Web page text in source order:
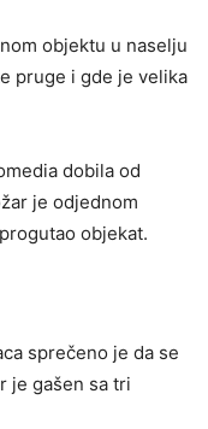
objektu u naselju
pruge i gde je velika
dobila od
je odjednom
objekat.
sprečeno je da se
je gašen sa tri